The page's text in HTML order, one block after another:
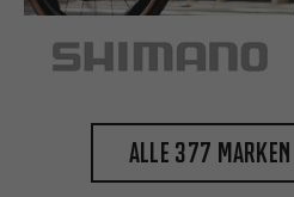
Alle 377 Marken